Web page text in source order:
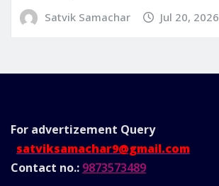
Satvik Samachar Jul 20, 2026
For advertizement Query
satviksamachar9@gmail.com
Contact no.: 9873573489